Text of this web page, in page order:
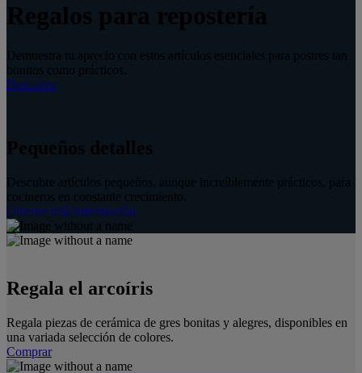
Regalos para repostería
Demuestra tu aprecio con estos artículos esenciales para postres tan
bonitos como prácticos.
Descubrir
Pequeños detalles
Descubre artículos pequeños, aunque increíblemente prácticos, para
cocineros en constante crecimiento.
Obtener más información
Regala el arcoíris
Regala piezas de cerámica de gres bonitas y alegres, disponibles en
una variada selección de colores.
Comprar